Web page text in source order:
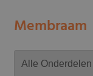
Membraam